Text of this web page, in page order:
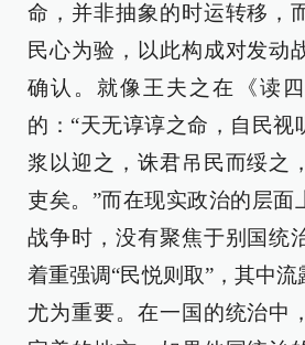
命，并非抽象的时运转移，
民心为验，以此构成对发动
确认。就像王夫之在《读
的：“天无谆谆之命，自民视
浆以迎之，诛君吊民而绥之
吏矣。”而在现实政治的层面
战争时，没有聚焦于别国统
着重强调“民悦则取”，其中
尤为重要。在一国的统治中